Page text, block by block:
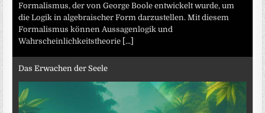
Formalismus, der von George Boole entwickelt wurde, um
die Logik in algebraischer Form darzustellen. Mit diesem
Formalismus können Aussagenlogik und
Wahrscheinlichkeitstheorie [...]
Das Erwachen der Seele